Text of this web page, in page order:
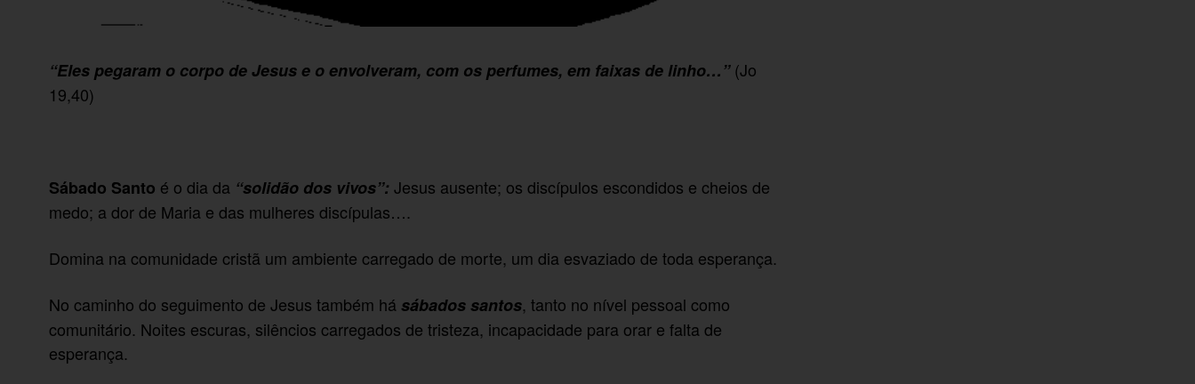
“Eles pegaram o corpo de Jesus e o envolveram, com os perfumes, em faixas de linho…”(Jo
19,40)
Sábado Santo é o dia da “solidão dos vivos”: Jesus ausente; os discípulos escondidos e cheios de
medo; a dor de Maria e das mulheres discípulas….
Domina na comunidade cristã um ambiente carregado de morte, um dia esvaziado de toda esperança.
No caminho do seguimento de Jesus também hásábados santos, tanto no nível pessoal como
comunitário. Noites escuras, silêncios carregados de tristeza, incapacidade para orar e falta de
esperança.